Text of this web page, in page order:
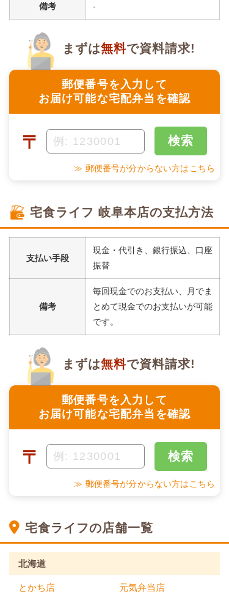
備考 -
郵便番号を入力して
お届け可能な宅配弁当を確認
まずは無料で資料請求!
〒 検索
≫ 郵便番号が分からない方はこちら
宅食ライフ 岐阜本店の支払方法
支払い手段
現金・代引き、銀行振込、口座
振替
備考
毎回現金でのお支払い、月でま
とめて現金でのお支払いが可能
です。
郵便番号を入力して
お届け可能な宅配弁当を確認
まずは無料で資料請求!
〒 検索
≫ 郵便番号が分からない方はこちら
宅食ライフの店舗一覧
北海道
とかち店 元気弁当店